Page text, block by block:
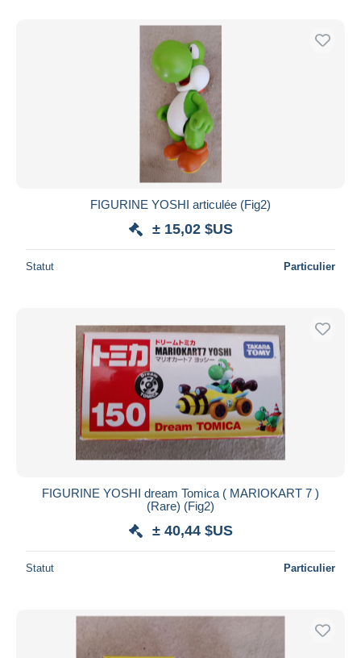
FIGURINE YOSHI articulée (Fig2)
± 15,02 $US
Statut Particulier
FIGURINE YOSHI dream Tomica ( MARIOKART 7 )
(Rare) (Fig2)
± 40,44 $US
Statut Particulier